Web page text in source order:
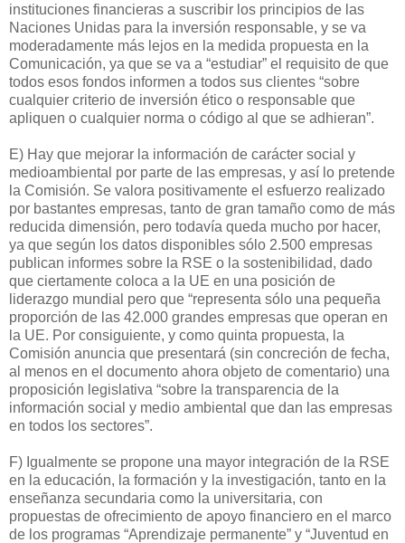
instituciones financieras a suscribir los principios de las
Naciones Unidas para la inversión responsable, y se va
moderadamente más lejos en la medida propuesta en la
Comunicación, ya que se va a “estudiar” el requisito de que
todos esos fondos informen a todos sus clientes “sobre
cualquier criterio de inversión ético o responsable que
apliquen o cualquier norma o código al que se adhieran”.
E) Hay que mejorar la información de carácter social y
medioambiental por parte de las empresas, y así lo pretende
la Comisión. Se valora positivamente el esfuerzo realizado
por bastantes empresas, tanto de gran tamaño como de más
reducida dimensión, pero todavía queda mucho por hacer,
ya que según los datos disponibles sólo 2.500 empresas
publican informes sobre la RSE o la sostenibilidad, dado
que ciertamente coloca a la UE en una posición de
liderazgo mundial pero que “representa sólo una pequeña
proporción de las 42.000 grandes empresas que operan en
la UE. Por consiguiente, y como quinta propuesta, la
Comisión anuncia que presentará (sin concreción de fecha,
al menos en el documento ahora objeto de comentario) una
proposición legislativa “sobre la transparencia de la
información social y medio ambiental que dan las empresas
en todos los sectores”.
F) Igualmente se propone una mayor integración de la RSE
en la educación, la formación y la investigación, tanto en la
enseñanza secundaria como la universitaria, con
propuestas de ofrecimiento de apoyo financiero en el marco
de los programas “Aprendizaje permanente” y “Juventud en